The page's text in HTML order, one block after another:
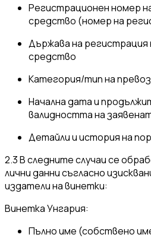
Регистрационен номер
средство (номер на
Държава на регистрация
средство
Категория/тип на
Начална дата и
валидността на
Детайли и история на
2.3 В следните случаи се
лични данни съгласно
издатели на винетки:
Винетка Унгария:
Пълно име (собствено